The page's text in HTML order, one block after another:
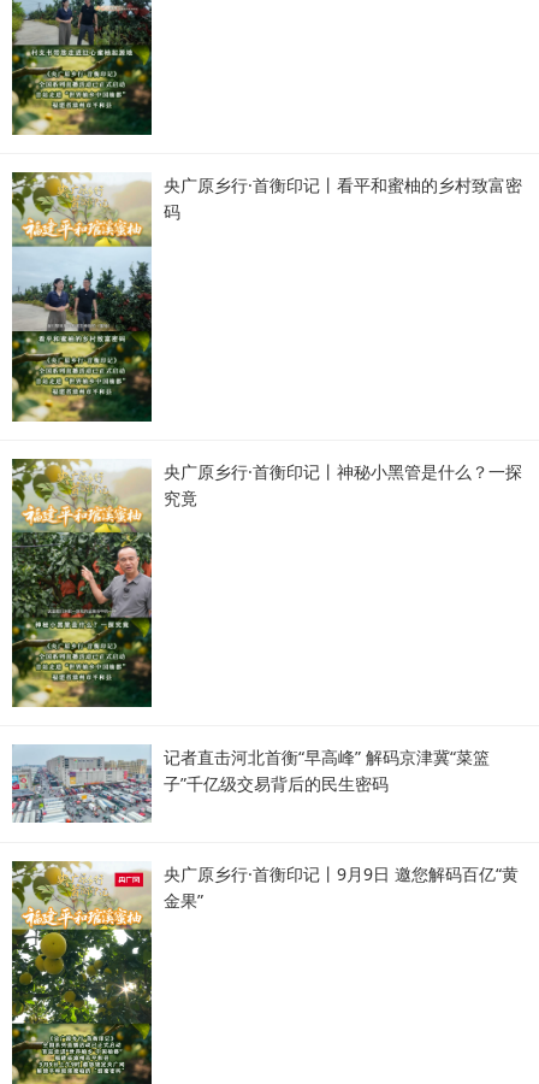
央广原乡行·首衡印记丨看平和蜜柚的乡村致富密
码
央广原乡行·首衡印记丨神秘小黑管是什么？一探
究竟
记者直击河北首衡“早高峰” 解码京津冀“菜篮
子”千亿级交易背后的民生密码
央广原乡行·首衡印记丨9月9日 邀您解码百亿“黄
金果”